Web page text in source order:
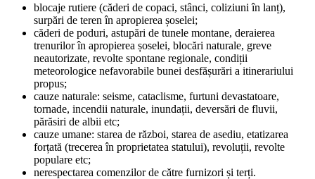
blocaje rutiere (căderi de copaci, stânci, coliziuni în lanț),
surpări de teren în apropierea șoselei;
căderi de poduri, astupări de tunele montane, deraierea
trenurilor în apropierea șoselei, blocări naturale, greve
neautorizate, revolte spontane regionale, condiții
meteorologice nefavorabile bunei desfășurări a itinerariului
propus;
cauze naturale: seisme, cataclisme, furtuni devastatoare,
tornade, incendii naturale, inundații, deversări de fluvii,
părăsiri de albii etc;
cauze umane: starea de război, starea de asediu, etatizarea
forțată (trecerea în proprietatea statului), revoluții, revolte
populare etc;
nerespectarea comenzilor de către furnizori și terți.